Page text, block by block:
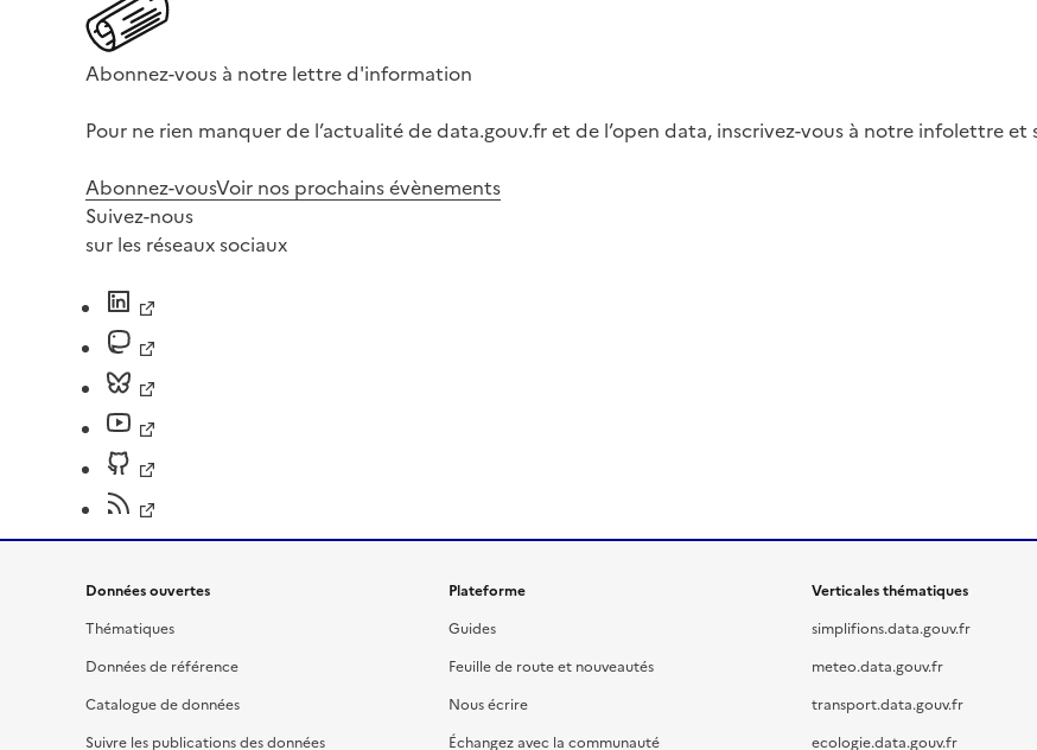
Abonnez-vous à notre lettre d'information
Pour ne rien manquer de l’actualité de data.gouv.fr et de l’open data, inscrivez-vous à notre infolettre et
Abonnez-vousVoir nos prochains évènements
Suivez-nous
sur les réseaux sociaux
Données ouvertes
Thématiques
Données de référence
Catalogue de données
Suivre les publications des données
Plateforme
Guides
Feuille de route et nouveautés
Nous écrire
Échangez avec la communauté
Verticales thématiques
simplifions.data.gouv.fr
meteo.data.gouv.fr
transport.data.gouv.fr
ecologie.data.gouv.fr